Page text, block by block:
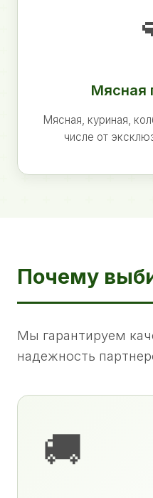
Мясная
Мясная, куриная,
числе от
Почему
Мы гарантируем
надежность
🚚